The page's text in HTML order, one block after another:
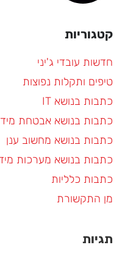
קטגוריות
חדשות עובדי ג'יני
טיפים ותקלות נפוצות
כתבות בנושא IT
כתבות בנושא אבטחת
כתבות בנושא מחשוב ענן
כתבות בנושא מערכות
כתבות כלליות
מן התקשורת
תגיות